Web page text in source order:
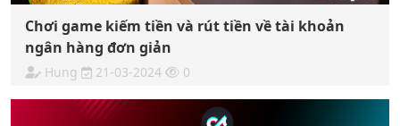
Chơi game kiếm tiền và rút tiền về tài khoản
ngân hàng đơn giản
Hung 21-03-2024 0